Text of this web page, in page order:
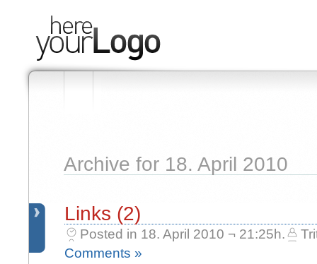
Archive for 18. April 2010
Links (2)
Posted in 18. April 2010 ¬ 21:25h.
Comments »